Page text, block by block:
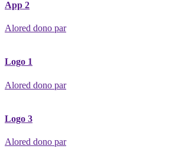
App 2
Alored dono par
Logo 1
Alored dono par
Logo 3
Alored dono par